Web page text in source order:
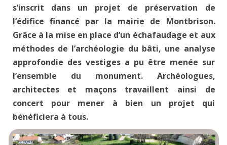
s’inscrit dans un projet de préservation de
l’édifice financé par la mairie de Montbrison.
Grâce à la mise en place d’un échafaudage et aux
méthodes de l’archéologie du bâti, une analyse
approfondie des vestiges a pu être menée sur
l’ensemble du monument. Archéologues,
architectes et maçons travaillent ainsi de
concert pour mener à bien un projet qui
bénéficiera à tous.